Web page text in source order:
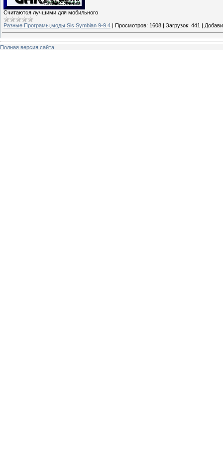
Считаются лучшими для мобильного
Разные Програмы,моды Sis Symbian 9-9.4 | Просмотров: 1608 | Загрузок: 441 |
Полная версия сайта